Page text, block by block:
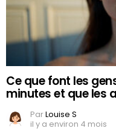
Ce que font les
minutes et que les
ParLouise S
il y a environ 4 mois